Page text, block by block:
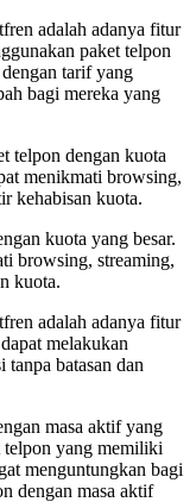
adalah adanya fitur
paket telpon
tarif yang
bagi mereka yang
telpon dengan kuota
menikmati browsing,
kehabisan kuota.
kuota yang besar.
browsing, streaming,
kuota.
adalah adanya fitur
melakukan
batasan dan
masa aktif yang
telpon yang memiliki
menguntungkan bagi
dengan masa aktif